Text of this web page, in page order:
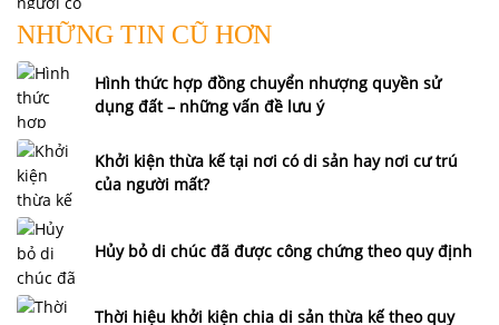
NHỮNG TIN CŨ HƠN
Hình thức hợp đồng chuyển nhượng quyền sử
dụng đất – những vấn đề lưu ý
Khởi kiện thừa kế tại nơi có di sản hay nơi cư trú
của người mất?
Hủy bỏ di chúc đã được công chứng theo quy định
Thời hiệu khởi kiện chia di sản thừa kế theo quy